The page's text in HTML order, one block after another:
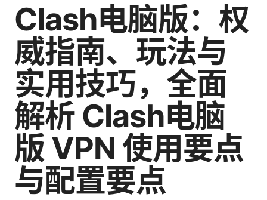
Clash电脑版：权
威指南、玩法与
实用技巧，全面
解析 Clash电脑
版 VPN 使用要点
与配置要点